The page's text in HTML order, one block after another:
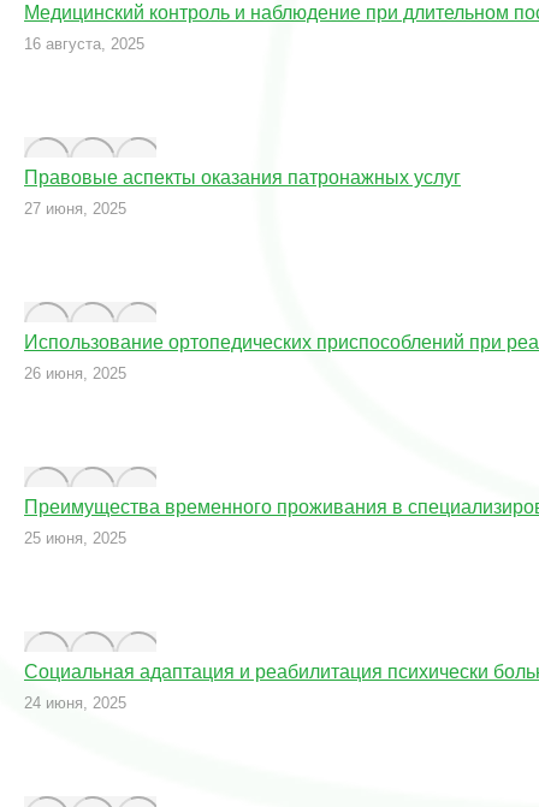
Медицинский контроль и наблюдение при длительном
16 августа, 2025
Правовые аспекты оказания патронажных услуг
27 июня, 2025
Использование ортопедических приспособлений при
26 июня, 2025
Преимущества временного проживания в
25 июня, 2025
Социальная адаптация и реабилитация психически
24 июня, 2025